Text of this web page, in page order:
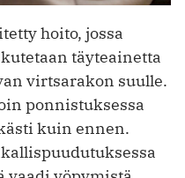
hoito, jossa
täyteainetta
virtsarakon suulle.
ponnistuksessa
kuin ennen.